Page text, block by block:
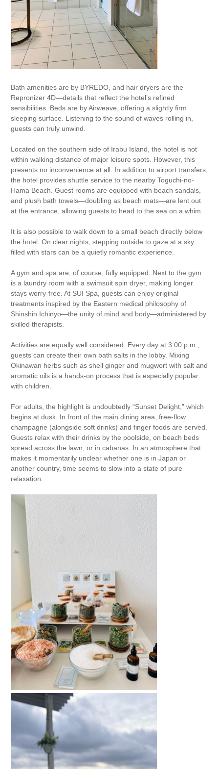
Bath amenities are by BYREDO, and hair dryers are the
Repronizer 4D—details that reflect the hotel’s refined
sensibilities. Beds are by Airweave, offering a slightly firm
sleeping surface. Listening to the sound of waves rolling in,
guests can truly unwind.
Located on the southern side of Irabu Island, the hotel is not
within walking distance of major leisure spots. However, this
presents no inconvenience at all. In addition to airport transfers,
the hotel provides shuttle service to the nearby Toguchi-no-
Hama Beach. Guest rooms are equipped with beach sandals,
and plush bath towels—doubling as beach mats—are lent out
at the entrance, allowing guests to head to the sea on a whim.
It is also possible to walk down to a small beach directly below
the hotel. On clear nights, stepping outside to gaze at a sky
filled with stars can be a quietly romantic experience.
A gym and spa are, of course, fully equipped. Next to the gym
is a laundry room with a swimsuit spin dryer, making longer
stays worry-free. At SUI Spa, guests can enjoy original
treatments inspired by the Eastern medical philosophy of
Shinshin Ichinyo—the unity of mind and body—administered by
skilled therapists.
Activities are equally well considered. Every day at 3:00 p.m.,
guests can create their own bath salts in the lobby. Mixing
Okinawan herbs such as shell ginger and mugwort with salt and
aromatic oils is a hands-on process that is especially popular
with children.
For adults, the highlight is undoubtedly “Sunset Delight,” which
begins at dusk. In front of the main dining area, free-flow
champagne (alongside soft drinks) and finger foods are served.
Guests relax with their drinks by the poolside, on beach beds
spread across the lawn, or in cabanas. In an atmosphere that
makes it momentarily unclear whether one is in Japan or
another country, time seems to slow into a state of pure
relaxation.